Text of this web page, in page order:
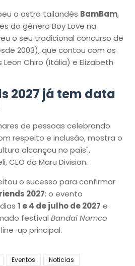
o astro tailandês BamBam,
do gênero Boy Love na
o seu tradicional concurso de
2003), que contou com os
Chiro (Itália) e Elizabeth
2027 já tem data
de pessoas celebrando
respeito e inclusão, mostra o
alcançou no país",
CEO da Maru Division.
o sucesso para confirmar
2027: o evento
1 e 4 de julho de 2027 e
festival Bandai Namco
up principal.
Eventos Noticias